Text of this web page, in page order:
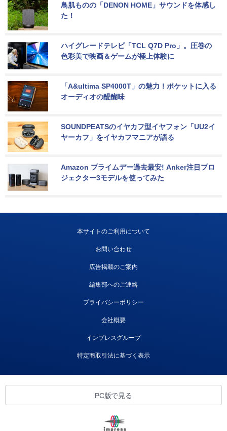
鳥肌ものの「DENON HOME」サウンドを体感し
た！
ハイグレードテレビ「TCL Q7D Pro」。圧巻の
色彩美で映画＆ゲームが極上体験に
「A&ultima SP4000T」の魅力！ポケットに入る
オーディオの醍醐味
SOUNDPEATSのイヤカフ型イヤフォン「UU2イ
ヤーカフ」をイヤカフマニアが語る
Amazon プライムデー過去最安! Anker注目プロ
ジェクター3モデルを使ってみた
本サイトのご利用について
お問い合わせ
広告掲載のご案内
編集部へのご連絡
プライバシーポリシー
会社概要
インプレスグループ
特定商取引法に基づく表示
PC版で見る